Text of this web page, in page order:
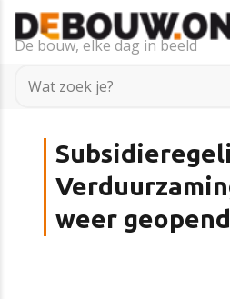
De bouw, elke dag in beeld
weer geopend